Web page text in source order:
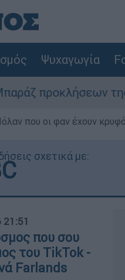
Ψυχαγωγία
της Άγκυρας στο
που οι φαν έχουν
σχετικά με:
που σου
του TikTok -
Farlands